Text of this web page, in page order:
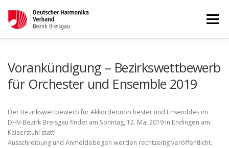
Menü
KONTAKT
Vorankündigung – Bezirkswettbewerb
für Orchester und Ensemble 2019
Der Bezirkswettbewerb für Akkordeonorchester und Ensembles im
DHV-Bezirk Breisgau findet am Sonntag, 12. Mai 2019 in Endingen am
Kaiserstuhl statt!
Ausschreibung und Anmeldebogen werden rechtzeitig veröffentlicht.